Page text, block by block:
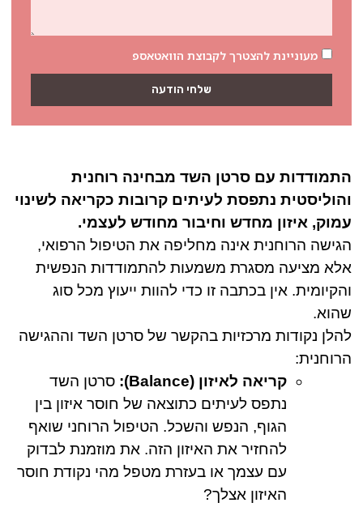
מעוניינת להצטרך לקבוצת הוואטאספ
שלחי הודעה
התמודדות עם סרטן השד מבחינה רוחנית
והוליסטית נתפסת לעיתים קרובות כקריאה לשינוי
עמוק, איזון מחדש וחיבור מחודש לעצמי.
הגישה הרוחנית אינה מחליפה את הטיפול הרפואי,
אלא מציעה מסגרת משמעות להתמודדות הנפשית
והקיומית. אין בכתבה זו כדי להוות ייעוץ מכל סוג
שהוא.
להלן נקודות מרכזיות בהקשר של סרטן השד וההגישה
הרוחנית:
קריאה לאיזון (Balance):
סרטן השד
נתפס לעיתים כתוצאה של חוסר איזון בין
הגוף, הנפש והשכל. הטיפול הרוחני שואף
להחזיר את האיזון הזה. את מוזמנת לבדוק
עם עצמך או בעזרת מטפל מהי נקודת חוסר
האיזון אצלך?